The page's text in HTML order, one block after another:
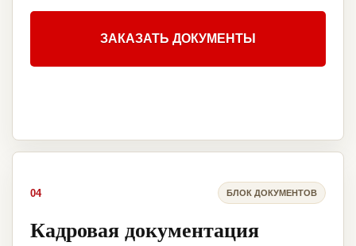
ЗАКАЗАТЬ ДОКУМЕНТЫ
04 БЛОК ДОКУМЕНТОВ
Кадровая документация